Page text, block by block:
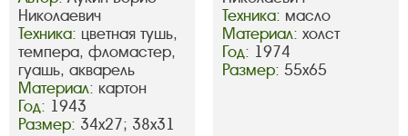
Николаевич
Техника: цветная тушь,
темпера, фломастер,
гуашь, акварель
Материал: картон
Год: 1943
Размер: 34х27; 38х31
Техника: масло
Материал: холст
Год: 1974
Размер: 55х65